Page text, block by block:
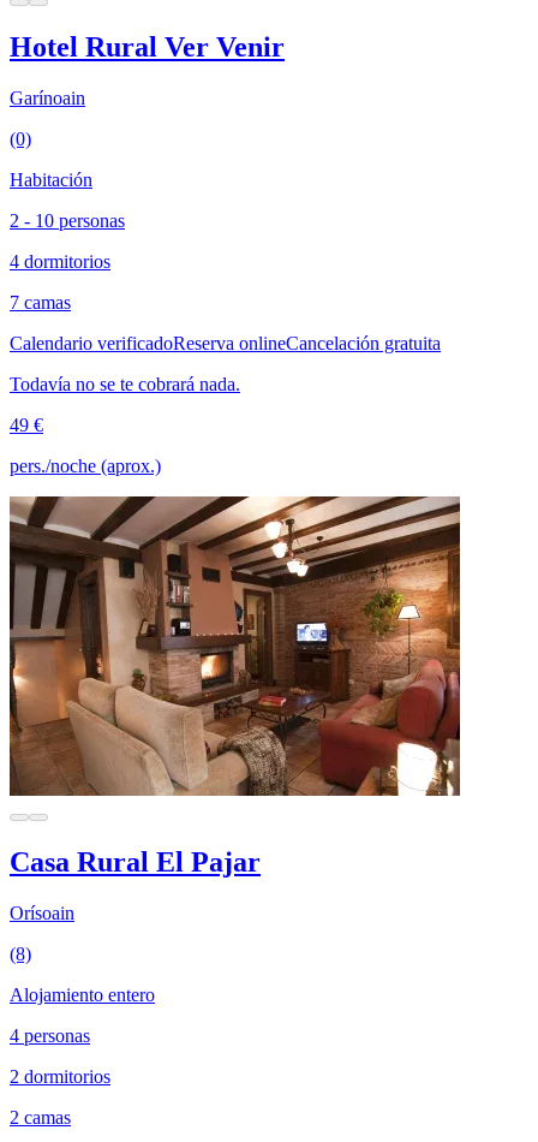
Hotel Rural Ver Venir
Garínoain
(0)
Habitación
2 - 10 personas
4 dormitorios
7 camas
Calendario verificadoReserva onlineCancelación gratuita
Todavía no se te cobrará nada.
49 €
pers./noche (aprox.)
Casa Rural El Pajar
Orísoain
(8)
Alojamiento entero
4 personas
2 dormitorios
2 camas